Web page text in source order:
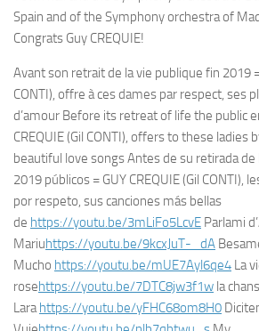
Spain and of the Symphony orchestra of
Congrats Guy CREQUIE!
Avant son retrait de la vie publique fin 2019 =
CONTI), offre à ces dames par respect, ses
d’amour Before its retreat of life the public
CREQUIE (Gil CONTI), offers to these ladies
beautiful love songs Antes de su retirada de
2019 públicos = GUY CREQUIE (Gil CONTI),
por respeto, sus canciones más bellas
de https://youtu.be/3mLiFo5LcvE Parlami
Mariuhttps://youtu.be/9kcxJuT-_dA
Mucho https://youtu.be/mUE7Ayl6qe4 La
rosehttps://youtu.be/7DTC8jw3f1w la
Larahttps://youtu.be/yFHC68om8H0